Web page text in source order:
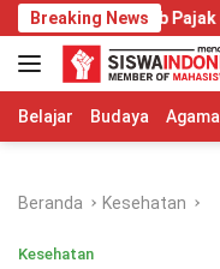
Langsung
ke
konten
Breaking News
Pajak dan Pelaku UMKM
Belajar Budaya Agama
Beranda Kesehatan
Kesehatan